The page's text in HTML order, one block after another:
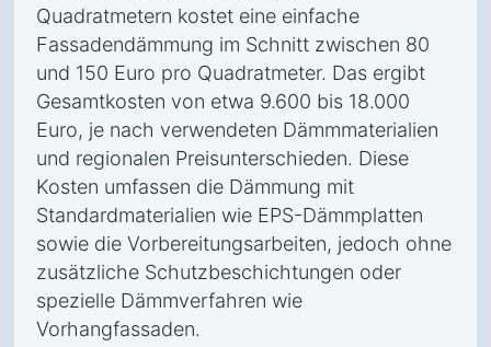
Quadratmetern kostet eine einfache
Fassadendämmung im Schnitt zwischen 80
und 150 Euro pro Quadratmeter. Das ergibt
Gesamtkosten von etwa 9.600 bis 18.000
Euro, je nach verwendeten Dämmmaterialien
und regionalen Preisunterschieden. Diese
Kosten umfassen die Dämmung mit
Standardmaterialien wie EPS-Dämmplatten
sowie die Vorbereitungsarbeiten, jedoch ohne
zusätzliche Schutzbeschichtungen oder
spezielle Dämmverfahren wie
Vorhangfassaden.